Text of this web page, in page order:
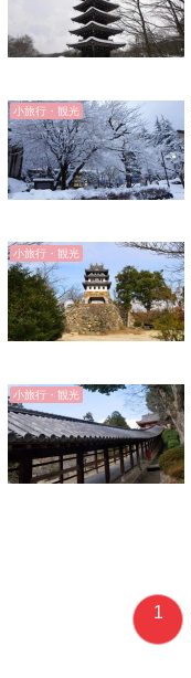
小旅行・観光
小旅行・観光
小旅行・観光
1